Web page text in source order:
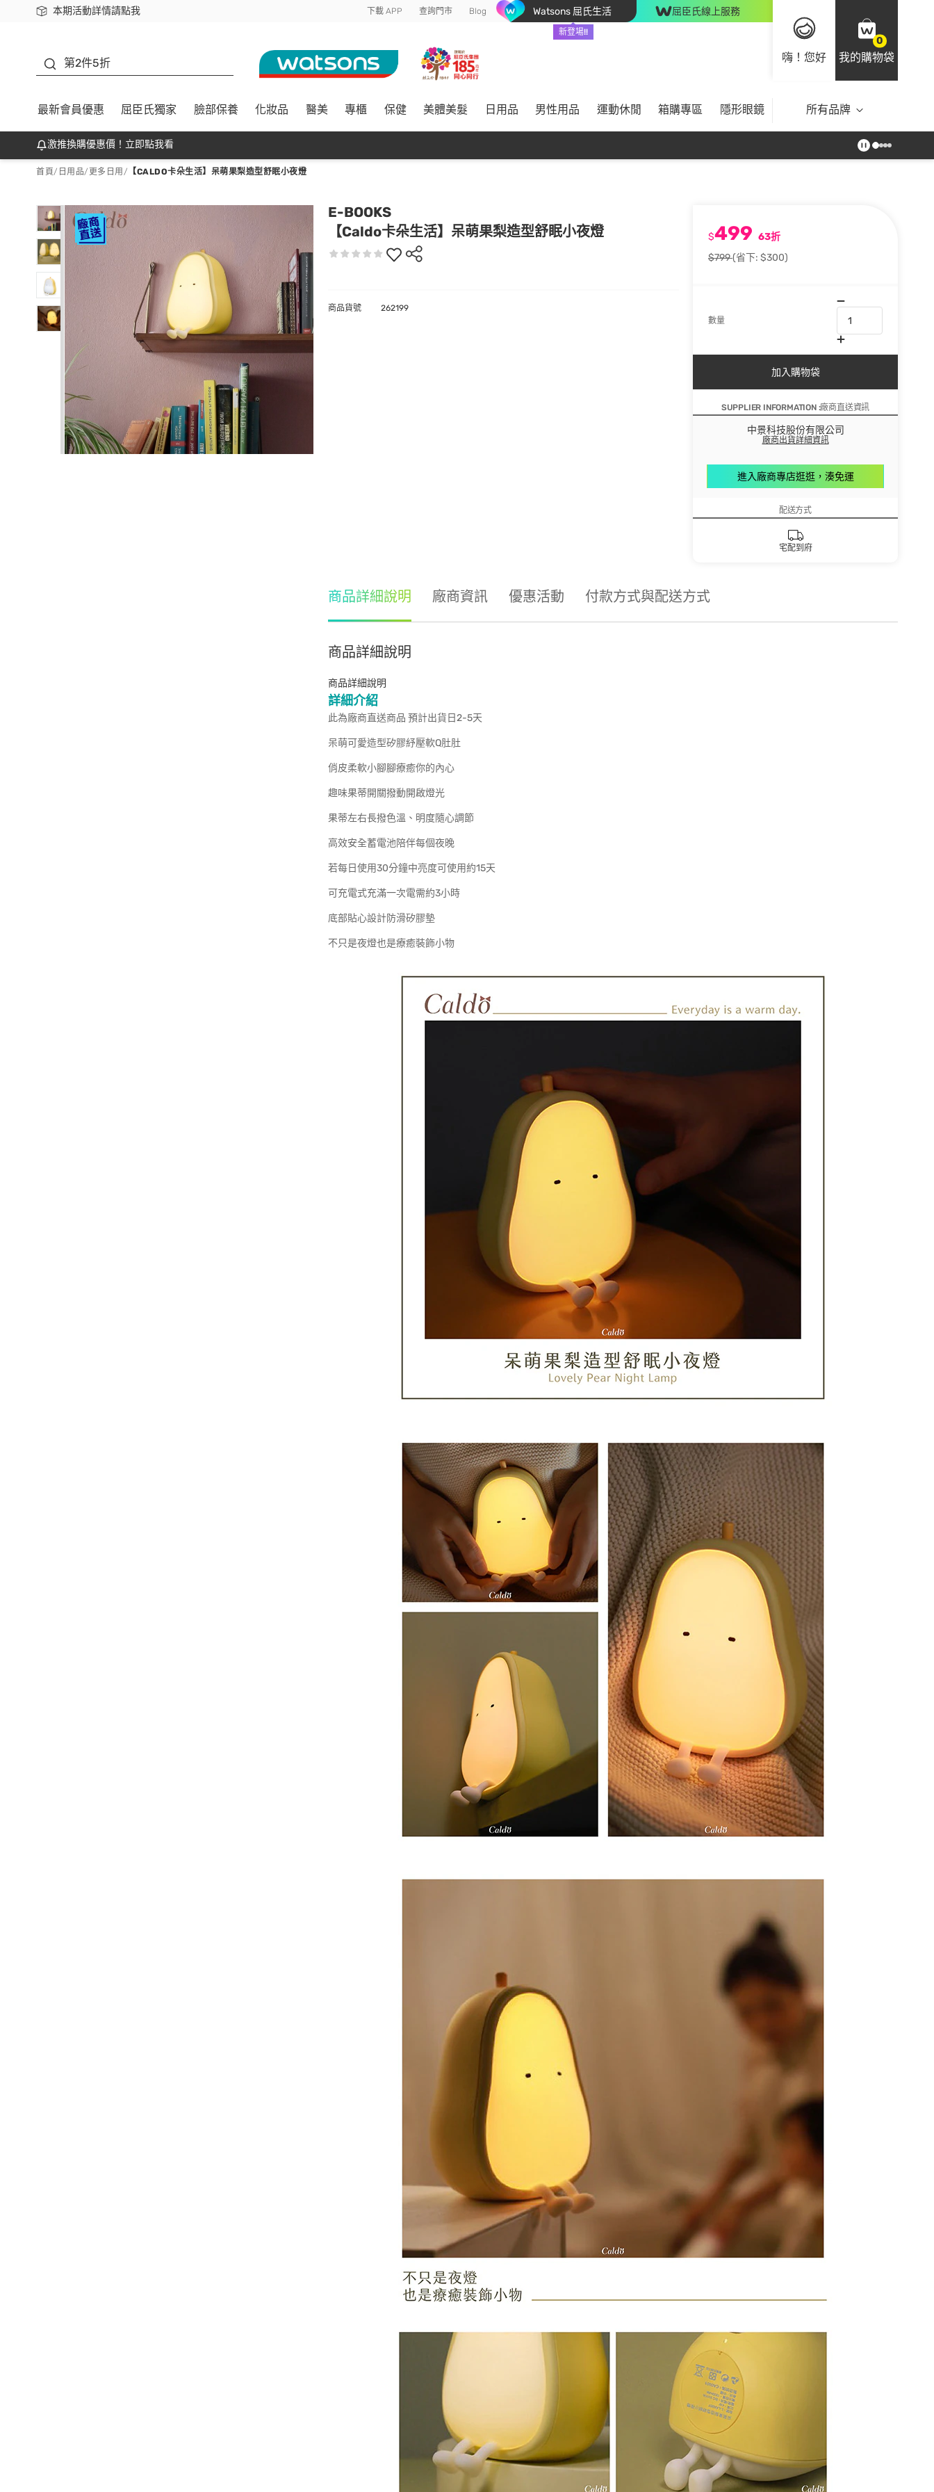
本期活動詳情請點我
下載app最高回饋$350 下載 APP 查詢門市 Blog Watsons 屈氏生活
新登場!!
屈臣氏線上服務
嗨！您好
0
我的購物袋
第2件5折
最新會員優惠 屈臣氏獨家 臉部保養 化妝品 醫美 專櫃 保健 美體美髮 日用品 男性用品 運動休閒 箱購專區 隱形眼鏡 所有品牌
激推換購優惠價！立即點我看
首頁/ 日用品/ 更多日用 / 【CALDO卡朵生活】呆萌果梨造型舒眠小夜燈
E-BOOKS
【Caldo卡朵生活】呆萌果梨造型舒眠小夜燈
$499 63折
$799(省下: $300)
數量
加入購物袋
SUPPLIER INFORMATION :廠商直送資訊
中景科技股份有限公司
廠商出貨詳細資訊
進入廠商專店逛逛，湊免運
配送方式
宅配到府
商品貨號 262199
商品詳細說明 廠商資訊 優惠活動 付款方式與配送方式
商品詳細說明
商品詳細說明
詳細介紹
此為廠商直送商品 預計出貨日2-5天
呆萌可愛造型矽膠紓壓軟Q肚肚
俏皮柔軟小腳腳療癒你的內心
趣味果蒂開關撥動開啟燈光
果蒂左右長撥色溫、明度隨心調節
高效安全蓄電池陪伴每個夜晚
若每日使用30分鐘中亮度可使用約15天
可充電式充滿一次電需約3小時
底部貼心設計防滑矽膠墊
不只是夜燈也是療癒裝飾小物